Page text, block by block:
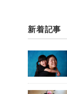
新着記事